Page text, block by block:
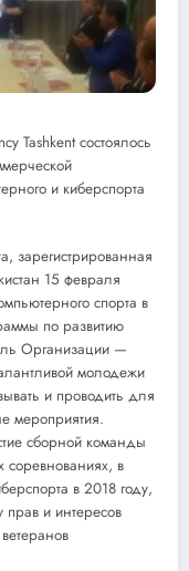
Tashkent состоялось
и киберспорта
зарегистрированная
15 февраля
спорта в
по развитию
Организации —
молодежи
и проводить для
мероприятия.
сборной команды
в
в 2018 году,
прав и интересов